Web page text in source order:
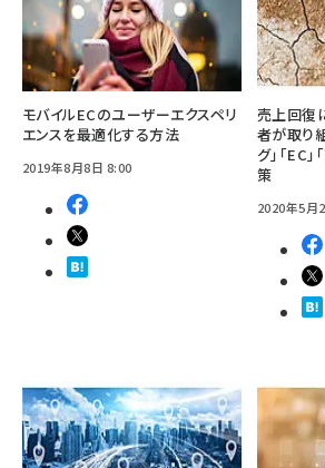
モバイルECのユーザーエクスペリ
エンスを最適化する方法
2019年8月8日 8:00
売上回復
者が取り
グ」「EC
策
2020年5月